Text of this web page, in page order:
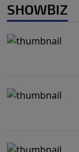
SHOWBIZ